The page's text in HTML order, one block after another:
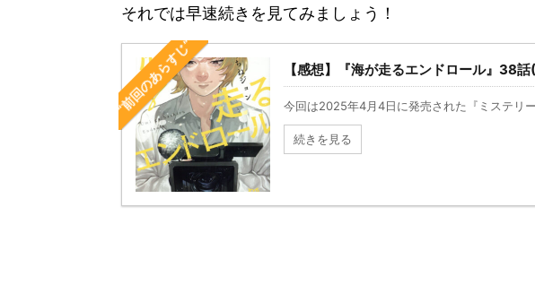
それでは早速続きを見てみましょう！
“前回のあらすじ” 【感想】『海が走るエンドロール』38
今回は2025年4月4日に発売された『ミステリ
続きを見る